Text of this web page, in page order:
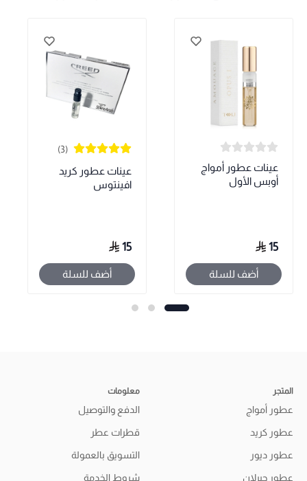
عينات عطور أمواج
أوبس الأول
15
أضف للسلة
(3)
عينات عطور كريد
افينتوس
15
أضف للسلة
المتجر
عطور أمواج
عطور كريد
عطور ديور
عطور جيرلان
معلومات
الدفع والتوصيل
قطرات عطر
التسويق بالعمولة
شروط الخدمة